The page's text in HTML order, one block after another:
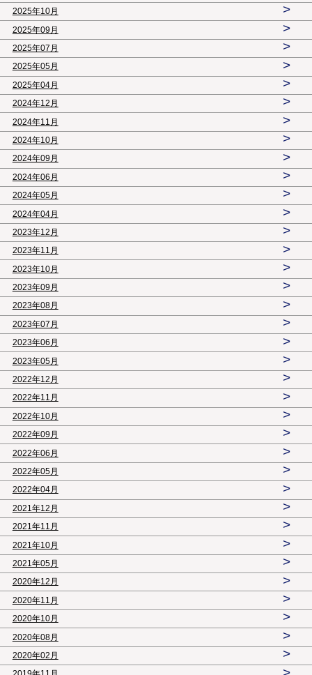
2025年10月 >
2025年09月 >
2025年07月 >
2025年05月 >
2025年04月 >
2024年12月 >
2024年11月 >
2024年10月 >
2024年09月 >
2024年06月 >
2024年05月 >
2024年04月 >
2023年12月 >
2023年11月 >
2023年10月 >
2023年09月 >
2023年08月 >
2023年07月 >
2023年06月 >
2023年05月 >
2022年12月 >
2022年11月 >
2022年10月 >
2022年09月 >
2022年06月 >
2022年05月 >
2022年04月 >
2021年12月 >
2021年11月 >
2021年10月 >
2021年05月 >
2020年12月 >
2020年11月 >
2020年10月 >
2020年08月 >
2020年02月 >